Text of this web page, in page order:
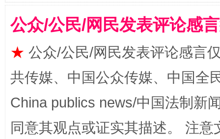
招工难、用工荒背后
公众/公民/网民发表评论感
★ 公众/公民/网民发表评论感言
共传媒、中国公众传媒、中国全
China publics news/中国法制新
同意其观点或证实其描述。 注